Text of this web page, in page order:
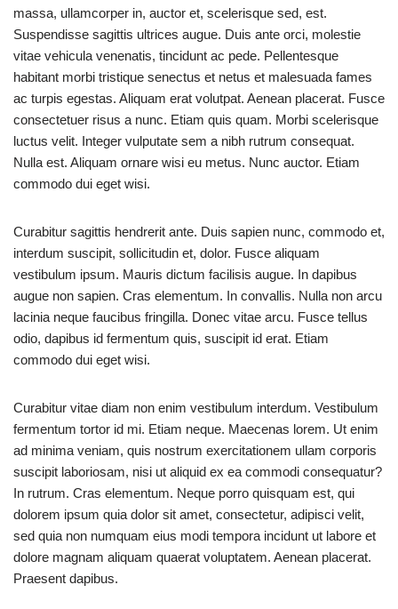
massa, ullamcorper in, auctor et, scelerisque sed, est.
Suspendisse sagittis ultrices augue. Duis ante orci, molestie
vitae vehicula venenatis, tincidunt ac pede. Pellentesque
habitant morbi tristique senectus et netus et malesuada fames
ac turpis egestas. Aliquam erat volutpat. Aenean placerat. Fusce
consectetuer risus a nunc. Etiam quis quam. Morbi scelerisque
luctus velit. Integer vulputate sem a nibh rutrum consequat.
Nulla est. Aliquam ornare wisi eu metus. Nunc auctor. Etiam
commodo dui eget wisi.
Curabitur sagittis hendrerit ante. Duis sapien nunc, commodo et,
interdum suscipit, sollicitudin et, dolor. Fusce aliquam
vestibulum ipsum. Mauris dictum facilisis augue. In dapibus
augue non sapien. Cras elementum. In convallis. Nulla non arcu
lacinia neque faucibus fringilla. Donec vitae arcu. Fusce tellus
odio, dapibus id fermentum quis, suscipit id erat. Etiam
commodo dui eget wisi.
Curabitur vitae diam non enim vestibulum interdum. Vestibulum
fermentum tortor id mi. Etiam neque. Maecenas lorem. Ut enim
ad minima veniam, quis nostrum exercitationem ullam corporis
suscipit laboriosam, nisi ut aliquid ex ea commodi consequatur?
In rutrum. Cras elementum. Neque porro quisquam est, qui
dolorem ipsum quia dolor sit amet, consectetur, adipisci velit,
sed quia non numquam eius modi tempora incidunt ut labore et
dolore magnam aliquam quaerat voluptatem. Aenean placerat.
Praesent dapibus.